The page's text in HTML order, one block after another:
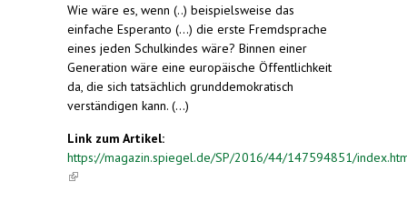
Wie wäre es, wenn (..) beispielsweise das
einfache Esperanto (...) die erste Fremdsprache
eines jeden Schulkindes wäre? Binnen einer
Generation wäre eine europäische Öffentlichkeit
da, die sich tatsächlich grunddemokratisch
verständigen kann. (...)
Link zum Artikel:
https://magazin.spiegel.de/SP/2016/44/147594851/
(link is external)